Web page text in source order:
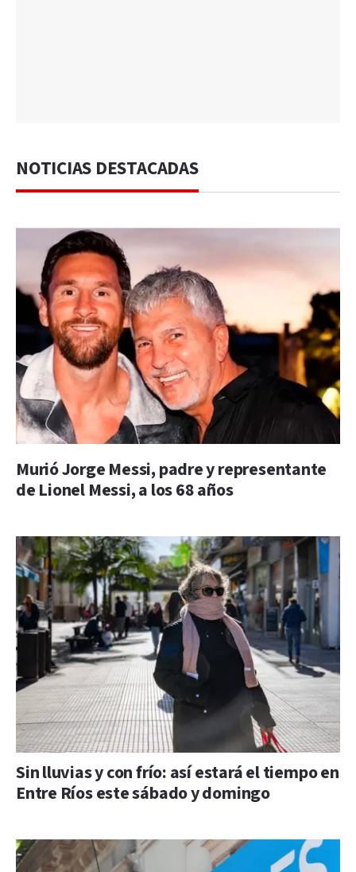
NOTICIAS DESTACADAS
Murió Jorge Messi, padre y representante
de Lionel Messi, a los 68 años
Sin lluvias y con frío: así estará el tiempo en
Entre Ríos este sábado y domingo